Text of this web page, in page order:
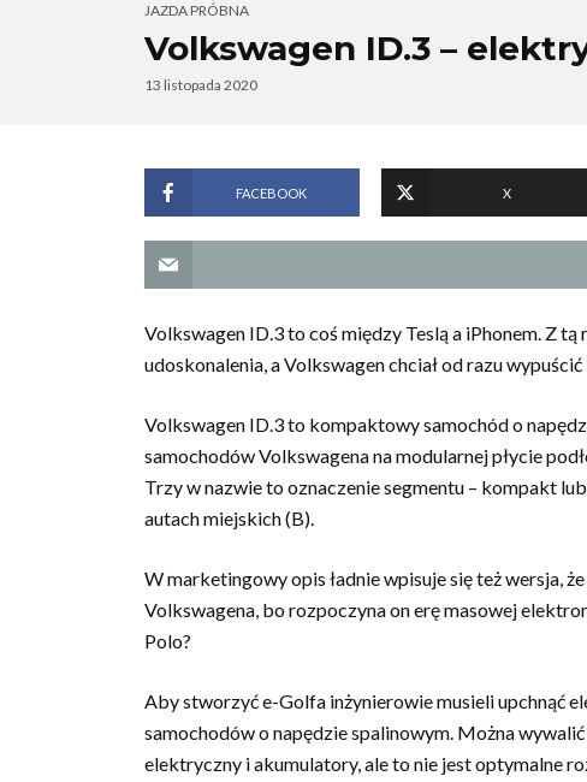
JAZDA PRÓBNA
Volkswagen ID.3 –
13 listopada 2020
FACEBOOK X
Volkswagen ID.3 to coś między Teslą a iPhonem. Z
udoskonalenia, a Volkswagen chciał od razu wypuścić
Volkswagen ID.3 to kompaktowy samochód o
samochodów Volkswagena na modularnej płycie
Trzy w nazwie to oznaczenie segmentu – kompakt
autach miejskich (B).
W marketingowy opis ładnie wpisuje się też wersja,
Volkswagena, bo rozpoczyna on erę masowej
Polo?
Aby stworzyć e-Golfa inżynierowie musieli upchnąć
samochodów o napędzie spalinowym. Można
elektryczny i akumulatory, ale to nie jest optymalne